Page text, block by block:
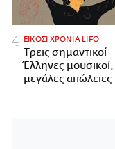
ΕΙΚΟΣΙ ΧΡΟΝΙΑ LIFO
Tρεις σημαντικοί
Έλληνες μουσικοί,
μεγάλες απώλειες